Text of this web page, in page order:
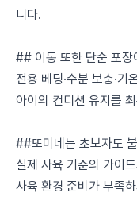
니다.
## 이동 또한 단순 포장
전용 베딩·수분 보충·기
아이의 컨디션 유지를
##또미네는 초보자도
실제 사육 기준의 가이
사육 환경 준비가 부족